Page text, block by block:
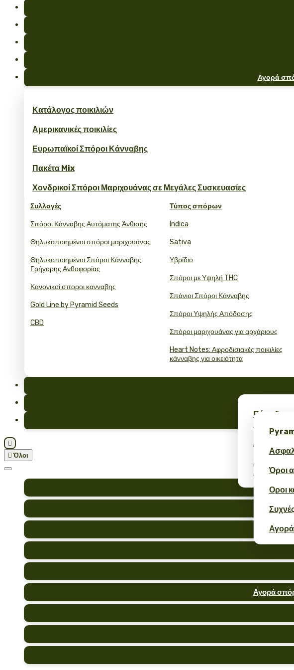
Αγορά
Κατάλογος ποικιλιών
Αμερικανικές ποικιλίες
Ευρωπαϊκοί Σπόροι Κάνναβης
Πακέτα Mix
Χονδρικοί Σπόροι Μαριχουάνας σε Μεγάλες Συσκευασίες
Συλλογές
Σπόροι Κάνναβης Αυτόματης Άνθισης
Θηλυκοποιημένοι σπόροι μαριχουάνας
Θηλυκοποιημένοι Σπόροι Κάνναβης
Γρήγορης Ανθοφορίας
Κανονικοί σποροι κανναβης
Gold Line by Pyramid Seeds
CBD
Τύπος σπόρων
Indica
Sativa
Υβρίδιο
Σπόροι με Υψηλή THC
Σπάνιοι Σπόροι Κάνναβης
Σπόροι Υψηλής Απόδοσης
Σπόροι μαριχουάνας για αρχάριους
Heart Notes: Αφροδισιακές ποικιλίες
κάνναβης για οικειότητα
Πάρε
Λάβετε
Σπόροι
Όροι
Οροι

 Όλοι
Αγορά